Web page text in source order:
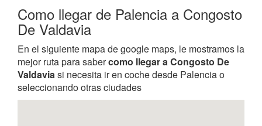
Como llegar de Palencia a Congosto
De Valdavia
En el siguiente mapa de google maps, le mostramos la
mejor ruta para sabercomo llegar a Congosto De
Valdaviasi necesita ir en coche desde Palencia o
seleccionando otras ciudades